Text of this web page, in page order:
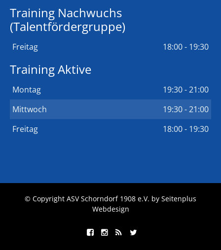
Training Nachwuchs
(Talentfördergruppe)
Freitag 18:00 - 19:30
Training Aktive
Montag
19:30 - 21:00
Mittwoch
19:30 - 21:00
Freitag
18:00 - 19:30
© Copyright ASV Schorndorf 1908 e.V. by Seitenplus
Webdesign